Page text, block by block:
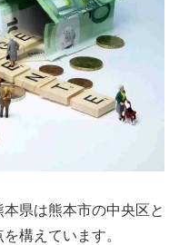
県は熊本市の中央区と
構えています。